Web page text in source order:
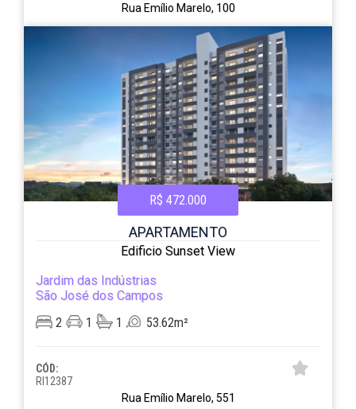
Rua Emílio Marelo, 100
R$ 472.000
APARTAMENTO
Edificio Sunset View
Jardim das Indústrias
São José dos Campos
2
1 1 53.62m²
CÓD:
RI12387
Rua Emílio Marelo, 551